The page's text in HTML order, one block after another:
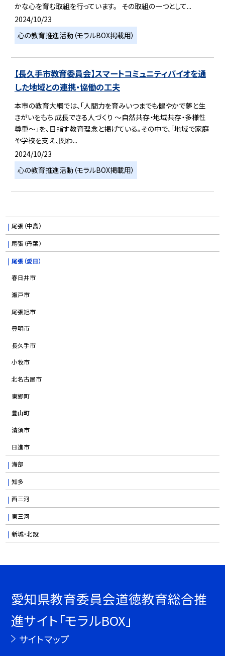
かな心を育む取組を行っています。 その取組の一つとして...
2024/10/23
心の教育推進活動（モラルBOX掲載用）
【長久手市教育委員会】スマートコミュニティバイオを通
した地域との連携・協働の工夫
本市の教育大綱では、「人間力を育みいつまでも健やかで夢と生
きがいをもち 成長できる人づくり 〜自然共存・地域共存・多様性
尊重〜」を、目指す教育理念と掲げている。その中で、「地域で家庭
や学校を支え、関わ...
2024/10/23
心の教育推進活動（モラルBOX掲載用）
尾張（中島）
尾張（丹葉）
尾張（愛日）
春日井市
瀬戸市
尾張旭市
豊明市
長久手市
小牧市
北名古屋市
東郷町
豊山町
清須市
日進市
海部
知多
西三河
東三河
新城・北設
愛知県教育委員会道徳教育総合推
進サイト「モラルBOX」
サイトマップ